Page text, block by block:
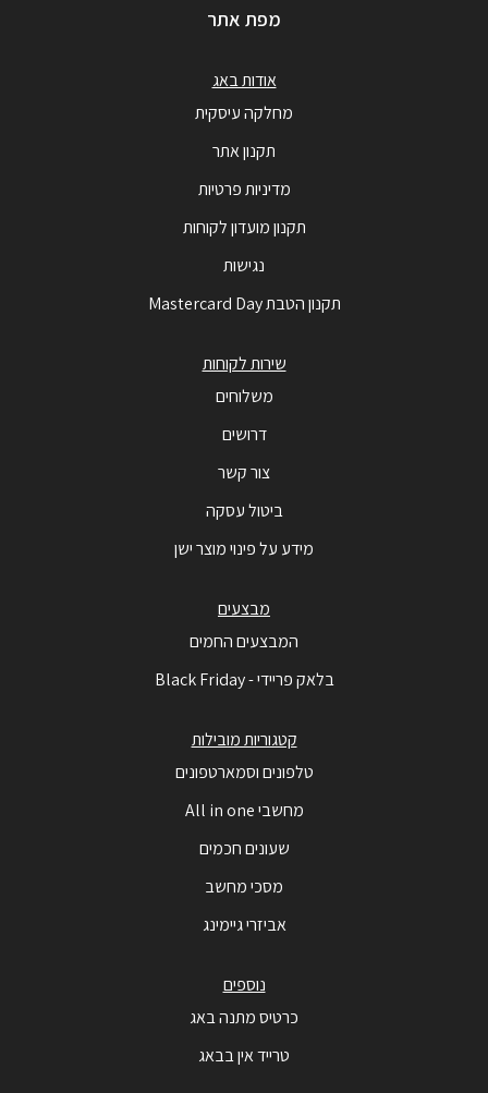
מפת אתר
אודות באג
מחלקה עיסקית
תקנון אתר
מדיניות פרטיות
תקנון מועדון לקוחות
נגישות
תקנון הטבת Mastercard Day
שירות לקוחות
משלוחים
דרושים
צור קשר
ביטול עסקה
מידע על פינוי מוצר ישן
מבצעים
המבצעים החמים
בלאק פריידי - Black Friday
קטגוריות מובילות
טלפונים וסמארטפונים
מחשבי All in one
שעונים חכמים
מסכי מחשב
אביזרי גיימינג
נוספים
כרטיס מתנה באג
טרייד אין בבאג